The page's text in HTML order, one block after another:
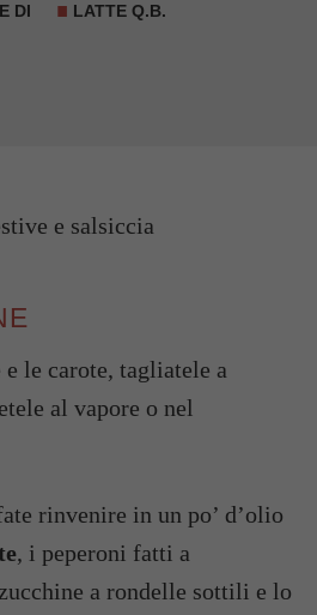
DI
LATTE Q.B.
e le carote, tagliatele a
al vapore o nel
rinvenire in un po’ d’olio
, i peperoni fatti a
a rondelle sottili e lo